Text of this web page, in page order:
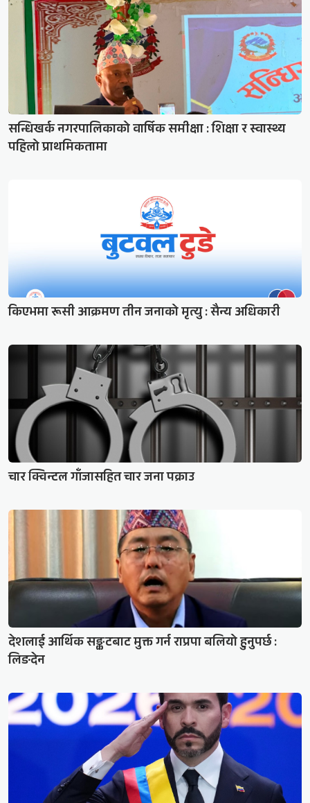
सन्धिखर्क नगरपालिकाको वार्षिक समीक्षा : शिक्षा र स्वास्थ्य
पहिलो प्राथमिकतामा
किएभमा रूसी आक्रमण तीन जनाको मृत्यु : सैन्य अधिकारी
चार क्विन्टल गाँजासहित चार जना पक्राउ
देशलाई आर्थिक सङ्कटबाट मुक्त गर्न राप्रपा बलियो हुनुपर्छ :
लिङदेन